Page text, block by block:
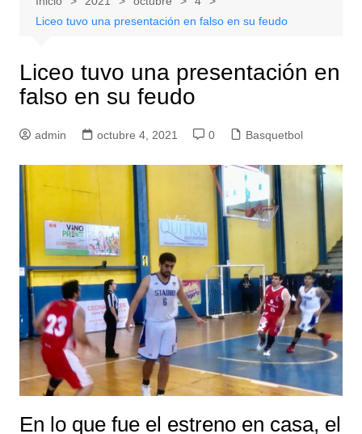
Liceo tuvo una presentación en falso en su feudo
Liceo tuvo una presentación en
falso en su feudo
admin octubre 4, 2021 0 Basquetbol
En lo que fue el estreno en casa, el